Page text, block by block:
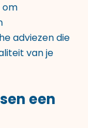
om
adviezen die
van je
een